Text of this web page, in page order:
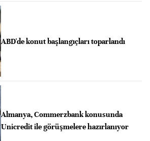
ABD'de konut başlangıçları toparlandı
Almanya, Commerzbank konusunda
Unicredit ile görüşmelere hazırlanıyor